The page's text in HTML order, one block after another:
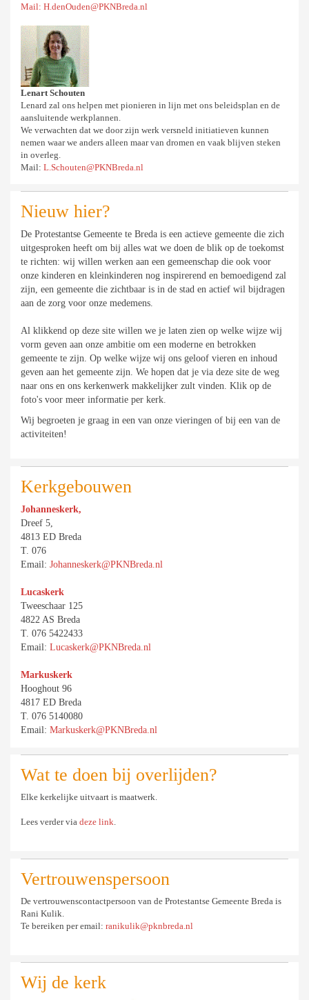
Mail: H.denOuden@PKNBreda.nl
Lenart Schouten
Lenard zal ons helpen met pionieren in lijn met ons beleidsplan en de
aansluitende werkplannen.
We verwachten dat we door zijn werk versneld initiatieven kunnen
nemen waar we anders alleen maar van dromen en vaak blijven steken
in overleg.
Mail: L.Schouten@PKNBreda.nl
Nieuw hier?
De Protestantse Gemeente te Breda is een actieve gemeente die zich
uitgesproken heeft om bij alles wat we doen de blik op de toekomst
te richten: wij willen werken aan een gemeenschap die ook voor
onze kinderen en kleinkinderen nog inspirerend en bemoedigend zal
zijn, een gemeente die zichtbaar is in de stad en actief wil bijdragen
aan de zorg voor onze medemens.
Al klikkend op deze site willen we je laten zien op welke wijze wij
vorm geven aan onze ambitie om een moderne en betrokken
gemeente te zijn. Op welke wijze wij ons geloof vieren en inhoud
geven aan het gemeente zijn. We hopen dat je via deze site de weg
naar ons en ons kerkenwerk makkelijker zult vinden. Klik op de
foto's voor meer informatie per kerk.
Wij begroeten je graag in een van onze vieringen of bij een van de
activiteiten!
Kerkgebouwen
Johanneskerk,
Dreef 5,
4813 ED Breda
T. 076
Email: Johanneskerk@PKNBreda.nl
Lucaskerk
Tweeschaar 125
4822 AS Breda
T. 076 5422433
Email: Lucaskerk@PKNBreda.nl
Markuskerk
Hooghout 96
4817 ED Breda
T. 076 5140080
Email: Markuskerk@PKNBreda.nl
Wat te doen bij overlijden?
Elke kerkelijke uitvaart is maatwerk.
Lees verder via deze link.
Vertrouwenspersoon
De vertrouwenscontactpersoon van de Protestantse Gemeente Breda is
Rani Kulik.
Te bereiken per email: ranikulik@pknbreda.nl
Wij de kerk